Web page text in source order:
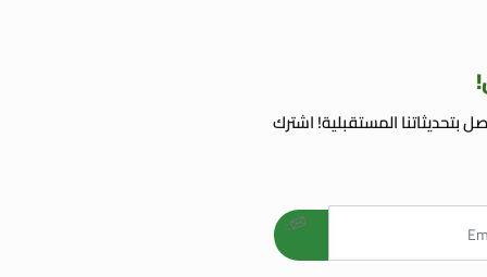
بتحديثاتنا المستقبلية! اشترك